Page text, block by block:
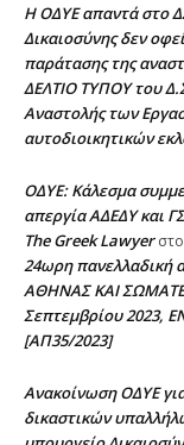
H ΟΔΥΕ απαντά στο
Δικαιοσύνης δεν
παράτασης της
ΔΕΛΤΙΟ ΤΥΠΟΥ του
Αναστολής των
αυτοδιοικητικών
ΟΔΥΕ: Κάλεσμα
απεργία ΑΔΕΔΥ και
The Greek Lawyerστο
24ωρη πανελλαδική
ΑΘΗΝΑΣ ΚΑΙ
Σεπτεμβρίου 2023,
[ΑΠ35/2023]
Ανακοίνωση ΟΔΥΕ
δικαστικών